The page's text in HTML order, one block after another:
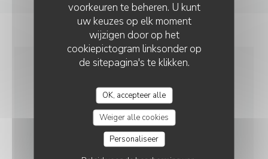
voorkeuren te beheren. U kunt
uw keuzes op elk moment
wijzigen door op het
cookiepictogram linksonder op
de sitepagina's te klikken.
OK, accepteer alle
Weiger alle cookies
Personaliseer
KEUKEN
Regionale producten, Produits de saison,
Biologisch, Eigengemaakt